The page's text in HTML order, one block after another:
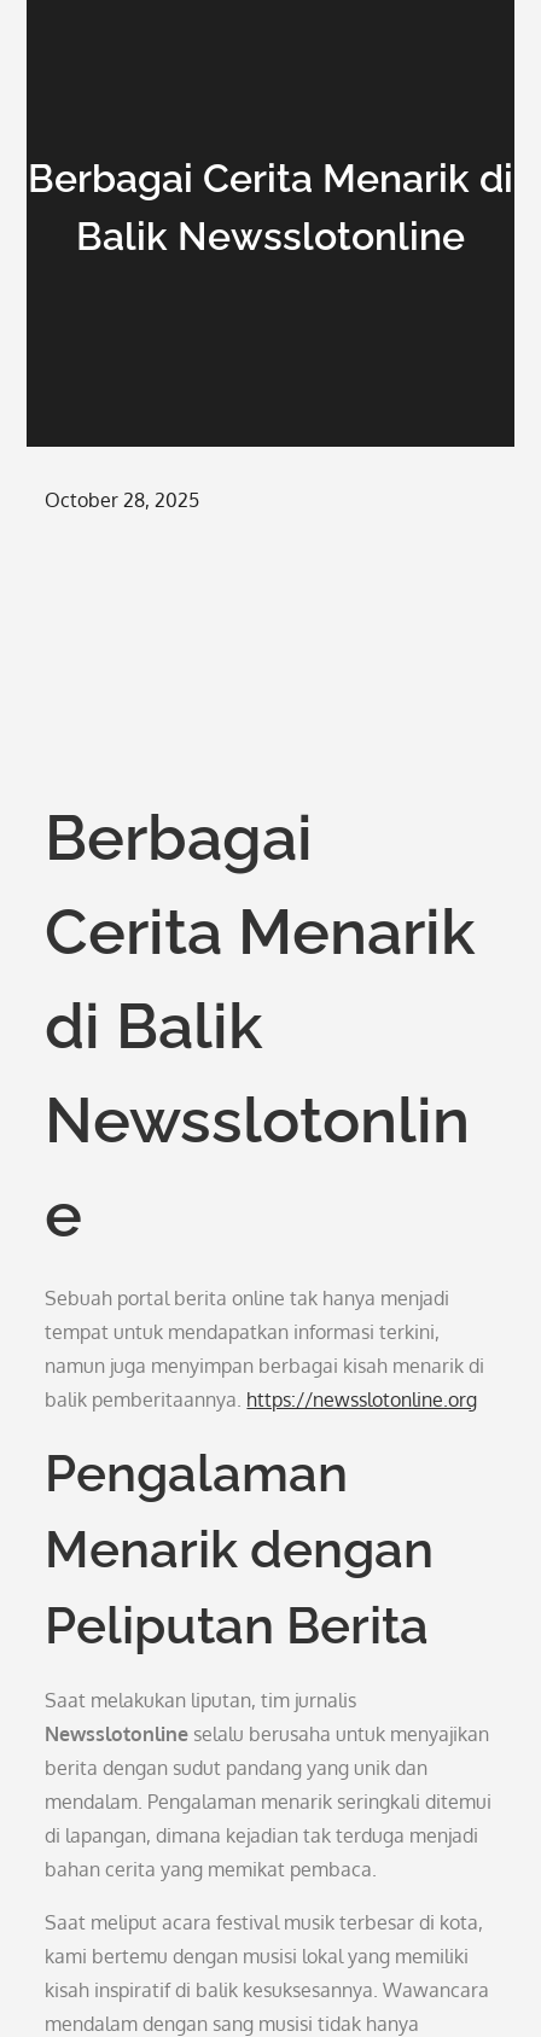
Berbagai Cerita Menarik di
Balik Newsslotonline
Posted
October 28, 2025
Berbagai
Cerita Menarik
di Balik
Newsslotonlin
e
Sebuah portal berita online tak hanya menjadi
tempat untuk mendapatkan informasi terkini,
namun juga menyimpan berbagai kisah menarik di
balik pemberitaannya. https://newsslotonline.org
Pengalaman
Menarik dengan
Peliputan Berita
Saat melakukan liputan, tim jurnalis
Newsslotonline selalu berusaha untuk menyajikan
berita dengan sudut pandang yang unik dan
mendalam. Pengalaman menarik seringkali ditemui
di lapangan, dimana kejadian tak terduga menjadi
bahan cerita yang memikat pembaca.
Saat meliput acara festival musik terbesar di kota,
kami bertemu dengan musisi lokal yang memiliki
kisah inspiratif di balik kesuksesannya. Wawancara
mendalam dengan sang musisi tidak hanya